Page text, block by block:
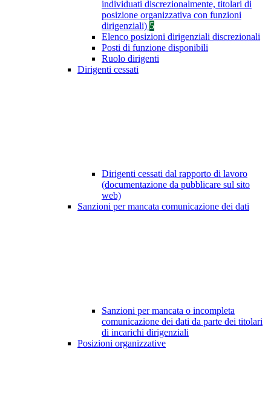
individuati discrezionalmente, titolari di
posizione organizzativa con funzioni
dirigenziali) 5
Elenco posizioni dirigenziali discrezionali
Posti di funzione disponibili
Ruolo dirigenti
Dirigenti cessati
Dirigenti cessati dal rapporto di lavoro
(documentazione da pubblicare sul sito
web)
Sanzioni per mancata comunicazione dei dati
Sanzioni per mancata o incompleta
comunicazione dei dati da parte dei titolari
di incarichi dirigenziali
Posizioni organizzative